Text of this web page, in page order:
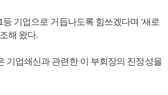
기업으로 거듭나도록 힘쓰겠다며 '새로
해 왔다.
기업쇄신과 관련한 이 부회장의 진정성을